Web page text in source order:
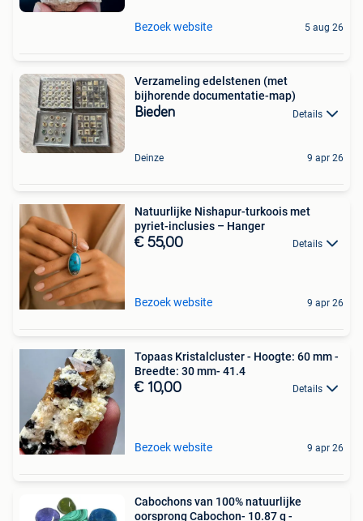
Bezoek website 5 aug 26
Verzameling edelstenen (met
bijhorende documentatie-map)
Bieden Details
Deinze 9 apr 26
Natuurlijke Nishapur-turkoois met
pyriet-inclusies – Hanger
€ 55,00 Details
Bezoek website 9 apr 26
Topaas Kristalcluster - Hoogte: 60 mm -
Breedte: 30 mm- 41.4
€ 10,00 Details
Bezoek website 9 apr 26
Cabochons van 100% natuurlijke
oorsprong Cabochon- 10.87 g -